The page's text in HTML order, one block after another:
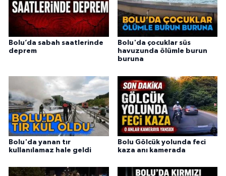
Bolu’da sabah saatlerinde
deprem
Bolu'da çocuklar süs
havuzunda ölümle burun
buruna
Bolu'da yanan tır
kullanılamaz hale geldi
Bolu Gölcük yolunda feci
kaza anı kamerada